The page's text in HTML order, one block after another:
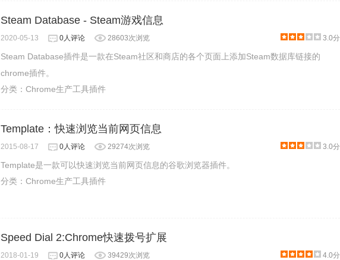
Steam Database - Steam游戏信息
2020-05-13 0人评论 28603次浏览 3.0分
Steam Database插件是一款在Steam社区和商店的各个页面上添加Steam数据库链接的
chrome插件。
分类： Chrome生产工具插件
Template：快速浏览当前网页信息
2015-08-17 0人评论 29274次浏览 3.0分
Template是一款可以快速浏览当前网页信息的谷歌浏览器插件。
分类： Chrome生产工具插件
Speed Dial 2:Chrome快速拨号扩展
2018-01-19 0人评论 39429次浏览 4.0分